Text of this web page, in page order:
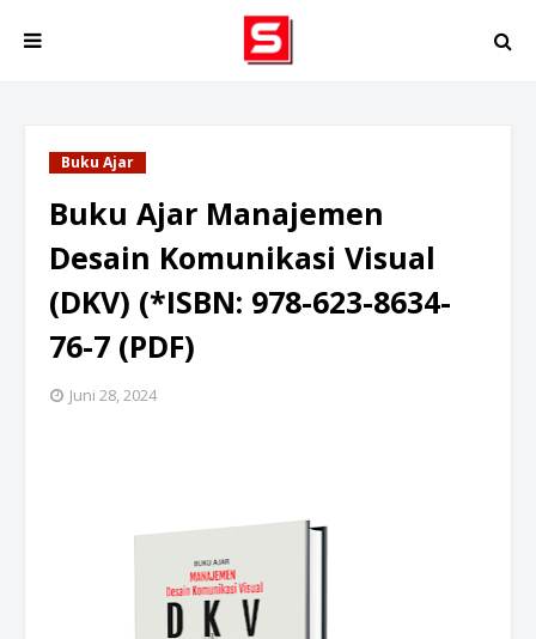
Buku Ajar
Buku Ajar Manajemen
Desain Komunikasi Visual
(DKV) (*ISBN: 978-623-8634-
76-7 (PDF)
Juni 28, 2024